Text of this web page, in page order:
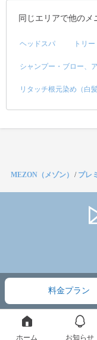
同じエリアで他のメ
ヘッドスパ トリ
シャンプー・ブロー、
リタッチ根元染め（白
料金プラン
MEZON（メゾン） / プレ
ホーム お知らせ